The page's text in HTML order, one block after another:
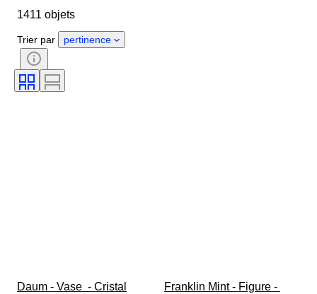
Pays d’origine
Genre
État
Certificat
Style
Époque
1411 objets
Trier par pertinence
Daum - Vase  - Cristal
Franklin Mint - Figure -